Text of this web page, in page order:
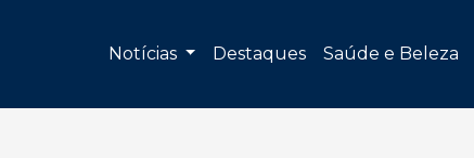
Notícias Destaques Saúde e Beleza